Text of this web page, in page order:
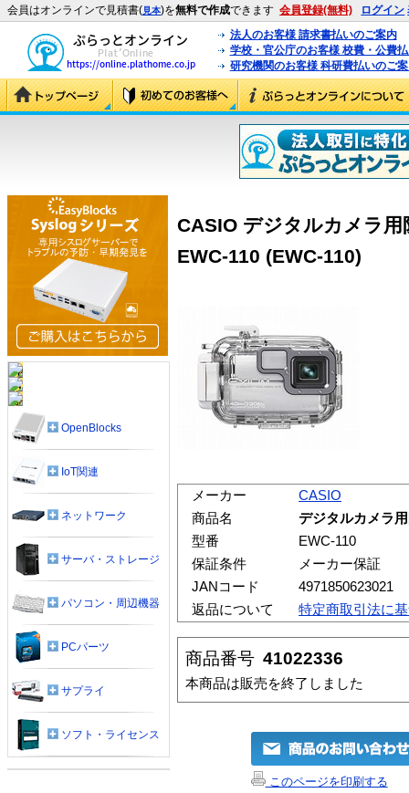
会員はオンラインで見積書(見本)を無料で作成できます 会員登録(無料) ログイン
法人のお客様 請求書払いのご案内
学校・官公庁のお客様 校費・公費
研究機関のお客様 科研費払いのご
CASIO デジタルカメラ
EWC-110 (EWC-110)
メーカー
CASIO
商品名
デジタルカメラ
型番
EWC-110
保証条件
メーカー保証
JANコード
4971850623021
返品について
特定商取引法に
商品番号 41022336
本商品は販売を終了しました
このページを印刷する
OpenBlocks
IoT関連
ネットワーク
サーバ・ストレージ
パソコン・周辺機器
PCパーツ
サプライ
ソフト・ライセンス